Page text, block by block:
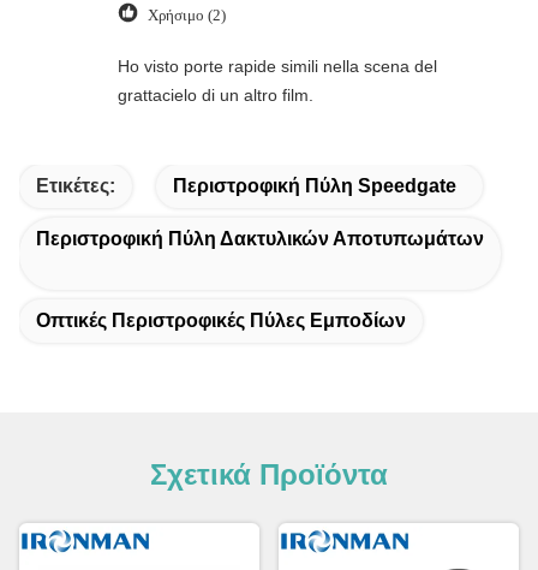
Χρήσιμο (2)
Ho visto porte rapide simili nella scena del
grattacielo di un altro film.
Ετικέτες: Περιστροφική Πύλη Speedgate
Περιστροφική Πύλη Δακτυλικών Αποτυπωμάτων
Οπτικές Περιστροφικές Πύλες Εμποδίων
Σχετικά Προϊόντα